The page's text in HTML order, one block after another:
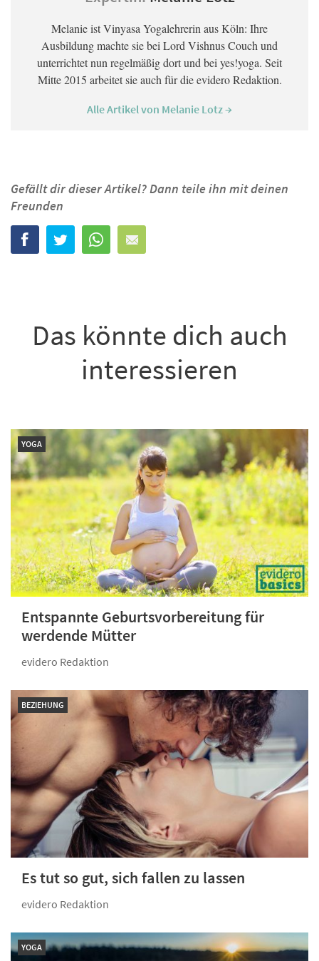
Melanie ist Vinyasa Yogalehrerin aus Köln: Ihre
Ausbildung machte sie bei Lord Vishnus Couch und
unterrichtet nun regelmäßig dort und bei yes!yoga. Seit
Mitte 2015 arbeitet sie auch für die evidero Redaktion.
Alle Artikel von Melanie Lotz →
Gefällt dir dieser Artikel? Dann teile ihn mit deinen
Freunden
Das könnte dich auch
interessieren
YOGA
Entspannte Geburts­vorbereitung für
werdende Mütter
evidero Redaktion
BEZIEHUNG
Es tut so gut, sich fallen zu lassen
evidero Redaktion
YOGA